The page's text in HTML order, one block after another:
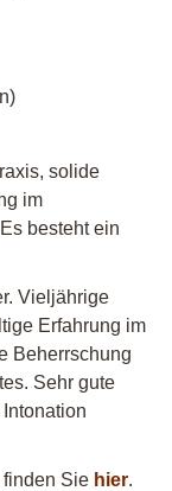
solide
im
besteht ein
Vieljährige
Erfahrung im
Beherrschung
Sehr gute
Sie hier.